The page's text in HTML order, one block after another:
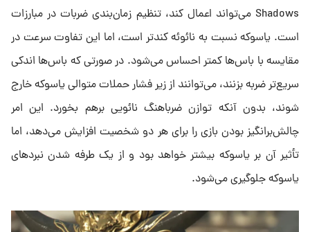
Shadows می‌تواند اعمال کند، تنظیم زمان‌بندی ضربات در مبارزات
است. یاسوکه نسبت به نائوئه کندتر است، اما این تفاوت سرعت در
مقایسه با باس‌ها کمتر احساس می‌شود. در صورتی که باس‌ها اندکی
سریع‌تر ضربه بزنند، می‌توانند از زیر فشار حملات متوالی یاسوکه خارج
شوند، بدون آنکه توازن ضرباهنگ نائویی برهم بخورد. این امر
چالش‌برانگیز بودن بازی را برای هر دو شخصیت افزایش می‌دهد، اما
تأثیر آن بر یاسوکه بیشتر خواهد بود و از یک‌ طرفه شدن نبردهای
یاسوکه جلوگیری می‌شود.